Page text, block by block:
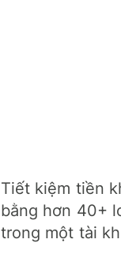
Tiết kiệm tiền
bằng hơn 40+
trong một tài